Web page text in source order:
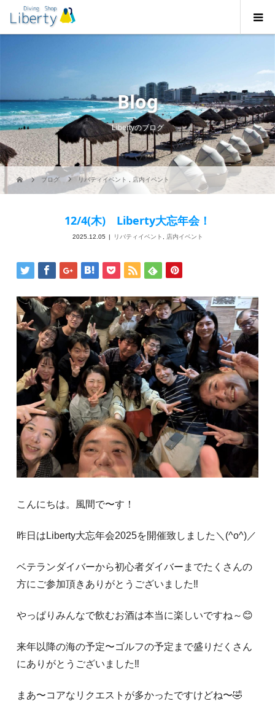
Blog
Libertyのブログ
ブログ リバティイベント 店内イベント
12/4(木) Liberty大忘年会！
2025.12.05 リバティイベント 店内イベント
こんにちは。風間で〜す！
昨日はLiberty大忘年会2025を開催致しました＼(^o^)／
ベテランダイバーから初心者ダイバーまでたくさんの
方にご参加頂きありがとうございました‼️
やっぱりみんなで飲むお酒は本当に楽しいですね～😊
来年以降の海の予定〜ゴルフの予定まで盛りだくさん
にありがとうございました‼️
まあ〜コアなリクエストが多かったですけどね〜🤣